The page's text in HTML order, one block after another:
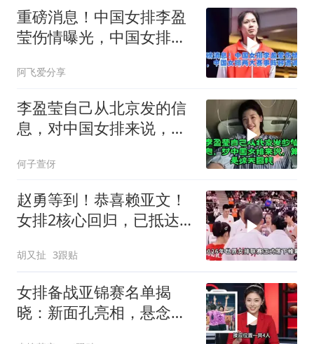
重磅消息！中国女排李盈
莹伤情曝光，中国女排两
阿飞爱分享
李盈莹自己从北京发的信
息，对中国女排来说，算
何子萱伢
赵勇等到！恭喜赖亚文！
女排2核心回归，已抵达
胡又扯 3跟贴
女排备战亚锦赛名单揭
晓：新面孔亮相，悬念揭